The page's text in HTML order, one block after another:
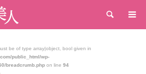
検索
be of type array|object, bool given in
public_html/wp-
breadcrumb.php on line 94